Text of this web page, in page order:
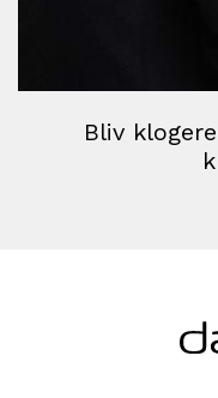
Bliv